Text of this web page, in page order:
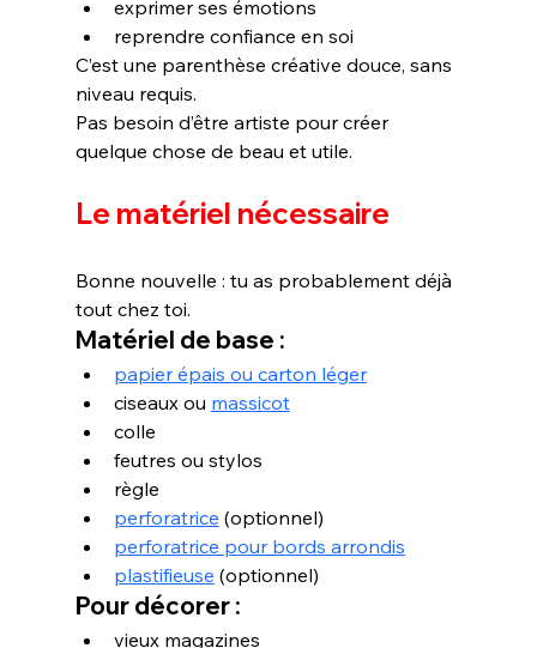
exprimer ses émotions
reprendre confiance en soi
C’est une parenthèse créative douce, sans
niveau requis.
Pas besoin d’être artiste pour créer
quelque chose de beau et utile.
Le matériel nécessaire
Bonne nouvelle : tu as probablement déjà
tout chez toi.
Matériel de base :
papier épais ou carton léger
ciseaux ou massicot
colle
feutres ou stylos
règle
perforatrice (optionnel)
perforatrice pour bords arrondis
plastifieuse (optionnel)
Pour décorer :
vieux magazines